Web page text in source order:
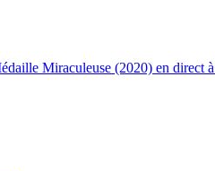
Miraculeuse (2020) en direct